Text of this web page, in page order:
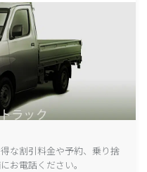
な割引料金や予約、乗り捨
お電話ください。